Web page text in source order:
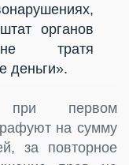
органов
тратя
деньги».
при первом
на сумму
за повторное